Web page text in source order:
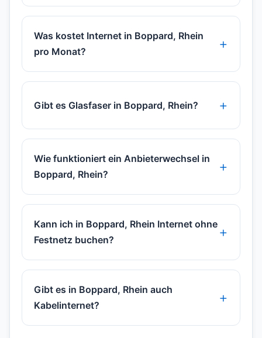
Was kostet Internet in Boppard, Rhein
pro Monat?
Gibt es Glasfaser in Boppard, Rhein?
Wie funktioniert ein Anbieterwechsel in
Boppard, Rhein?
Kann ich in Boppard, Rhein Internet ohne
Festnetz buchen?
Gibt es in Boppard, Rhein auch
Kabelinternet?